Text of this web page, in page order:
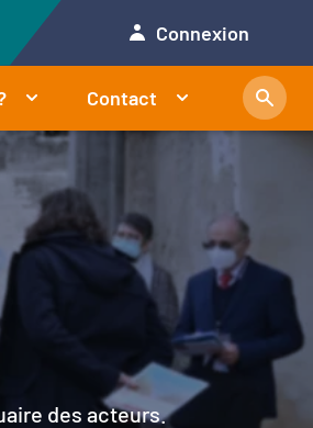
Connexion
Contact
des acteurs.